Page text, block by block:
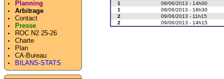
Planning
Arbitrage
Contact
Presse
ROC N2 25-26
Charte
Plan
CA-Bureau
BILANS-STATS
1
08/06/2013 - 14h00
1
08/06/2013 - 16h30
2
09/06/2013 - 11h15
2
09/06/2013 - 14h15